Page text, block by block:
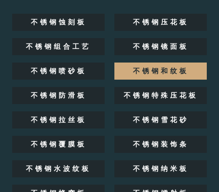
不锈钢蚀刻板 不锈钢压花板
不锈钢组合工艺 不锈钢镜面板
不锈钢喷砂板 不锈钢和纹板
不锈钢防滑板 不锈钢特殊压花板
不锈钢拉丝板 不锈钢雪花砂
不锈钢覆膜板 不锈钢装饰条
不锈钢水波纹板 不锈钢纳米板